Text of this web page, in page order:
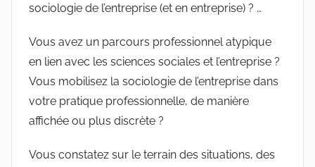
sociologie de l’entreprise (et en entreprise) ? …
Vous avez un parcours professionnel atypique
en lien avec les sciences sociales et l’entreprise ?
Vous mobilisez la sociologie de l’entreprise dans
votre pratique professionnelle, de manière
affichée ou plus discrète ?
Vous constatez sur le terrain des situations, des